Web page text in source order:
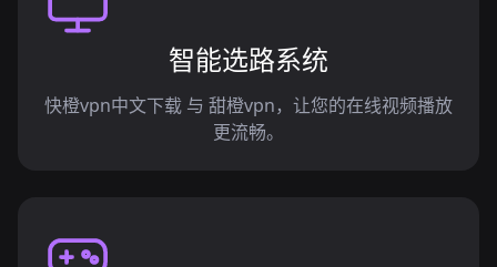
智能选路系统
快橙vpn中文下载 与 甜橙vpn，让您的在线视频播放
更流畅。